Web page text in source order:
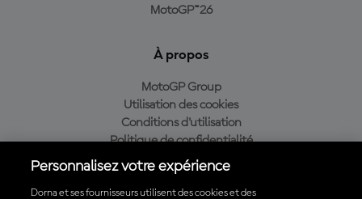
MotoGP™26
À propos
MotoGP Group
Utilisation des cookies
Conditions d'utilisation
Politique de confidentialité
Politique d’achat
Personnalisez votre expérience
Dorna et ses fournisseurs utilisent des cookies et des